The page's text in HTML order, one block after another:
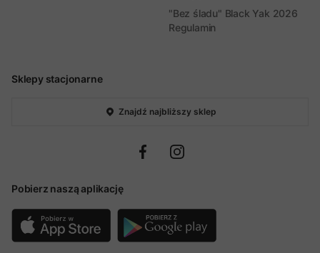
Sklepy stacjonarne
Znajdź najbliższy sklep
Pobierz naszą aplikację
"Bez śladu" Black Yak 2026
Regulamin